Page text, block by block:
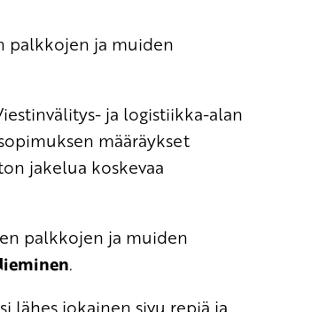
palkkojen ja muiden
ja logistiikka-alan
määräykset
jakelua koskevaa
palkkojen ja muiden
.